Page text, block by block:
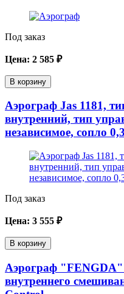
Под заказ
Цена: 2 585 ₽
В корзину
Аэрограф Jas 1181,
внутренний, тип
независимое, сопло
Под заказ
Цена: 3 555 ₽
В корзину
Аэрограф "FENGDA"
внутреннего